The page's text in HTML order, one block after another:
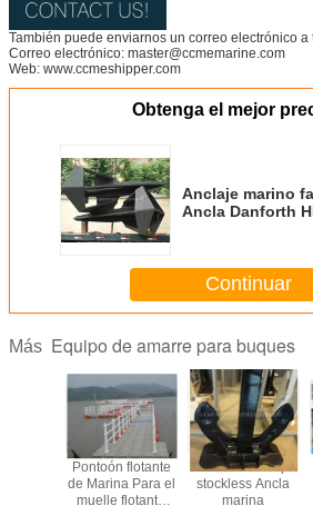
También puede enviarnos un correo electrónico a
Correo electrónico: master@ccmemarine.com
Web: www.ccmeshipper.com
Obtenga el mejor
Anclaje marino
Ancla Danforth
Continuar
Más Equipo de amarre para buques
Pontoón flotante
de Marina Para el
muelle flotante
Ancla marina tipo
stockless Ancla
marina